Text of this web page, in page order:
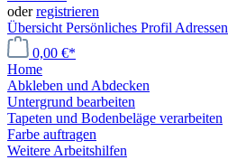
oderregistrieren
Übersicht Persönliches Profil Adressen
0,00 €*
Home
Abkleben und Abdecken
Untergrund bearbeiten
Tapeten und Bodenbeläge verarbeiten
Farbe auftragen
Weitere Arbeitshilfen